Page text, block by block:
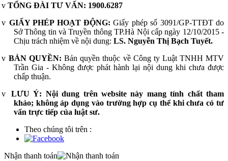
v TỔNG ĐÀI TƯ VẤN: 1900.6287
v GIẤY PHÉP HOẠT ĐỘNG: Giấy phép số 3091/GP-TTĐT do
Sở Thông tin và Truyền thông TP.Hà Nội cấp ngày 12/10/2015 -
Chịu trách nhiệm về nội dung: LS. Nguyễn Thị Bạch Tuyết.
v BẢN QUYỀN: Bản quyền thuộc về Công ty Luật TNHH MTV
Trần Gia - Không được phát hành lại nội dung khi chưa được
chấp thuận.
v
LƯU Ý: Nội dung trên website này mang tính chất tham
khảo; không áp dụng vào trường hợp cụ thể khi chưa có tư
vấn trực tiếp của luật sư.
Theo chúng tôi trên :
Nhận thanh toán